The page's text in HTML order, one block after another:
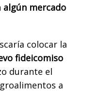
algún mercado
colocar la
fideicomiso
durante el
a